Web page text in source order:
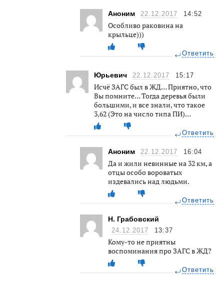
Аноним 22.12.2017 14:52
Особливо раковина на
крыльце)))
Ответить
Юрьевич 22.12.2017 15:17
Исчё ЗАГС был в ЖД… Приятно, что
Вы помните… Тогда деревья были
большими, и все знали, что такое
3,62 (Это на число типа ПИ)…
Ответить
Аноним 22.12.2017 16:04
Да и жили невинные на 32 км, а
отцы особо вороватых
издевались над людьми.
Ответить
Н. Грабовский
24.12.2017 13:37
Кому-то не приятны
воспоминания про ЗАГС в ЖД?
Ответить